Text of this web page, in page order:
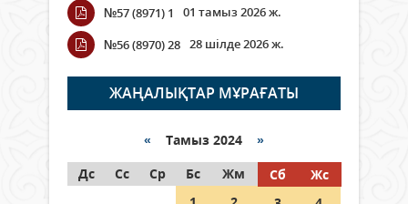
Wi-Fi ҚАБЫРҒА АРҚЫЛЫ ҚАЛАЙ
ӨТЕДІ?
06 тамыз 2026 ж. 251
граждане Казахстана,
05 тамыз 2026 ж. 122
№57 (8971) 1
01 тамыз 2026 ж.
№56 (8970) 28 28 шілде 2026 ж.
ЖАҢАЛЫҚТАР МҰРАҒАТЫ
« Тамыз 2024 »
Дс
Сс Ср Бс Жм Сб
Жс